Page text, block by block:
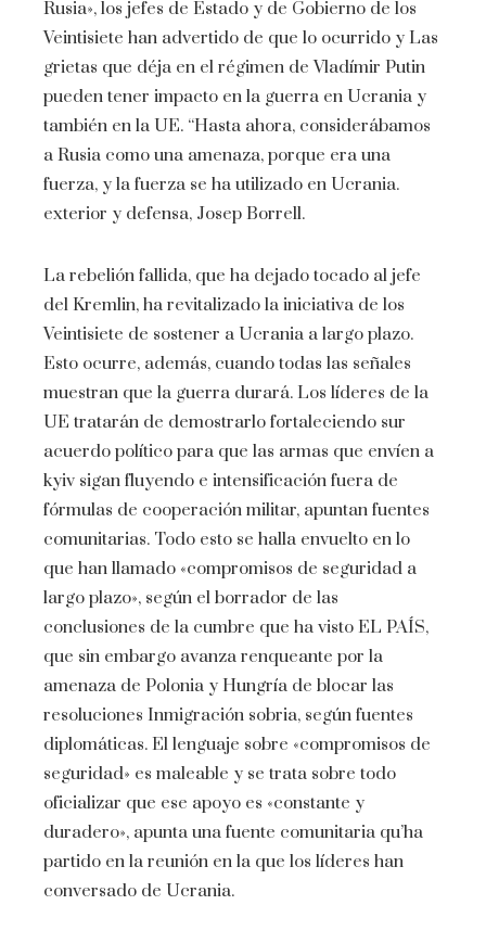
Rusia», los jefes de Estado y de Gobierno de los
Veintisiete han advertido de que lo ocurrido y Las
grietas que déja en el régimen de Vladímir Putin
pueden tener impacto en la guerra en Ucrania y
también en la UE. “Hasta ahora, considerábamos
a Rusia como una amenaza, porque era una
fuerza, y la fuerza se ha utilizado en Ucrania.
exterior y defensa, Josep Borrell.
La rebelión fallida, que ha dejado tocado al jefe
del Kremlin, ha revitalizado la iniciativa de los
Veintisiete de sostener a Ucrania a largo plazo.
Esto ocurre, además, cuando todas las señales
muestran que la guerra durará. Los líderes de la
UE tratarán de demostrarlo fortaleciendo sur
acuerdo político para que las armas que envíen a
kyiv sigan fluyendo e intensificación fuera de
fórmulas de cooperación militar, apuntan fuentes
comunitarias. Todo esto se halla envuelto en lo
que han llamado «compromisos de seguridad a
largo plazo», según el borrador de las
conclusiones de la cumbre que ha visto EL PAÍS,
que sin embargo avanza renqueante por la
amenaza de Polonia y Hungría de blocar las
resoluciones Inmigración sobria, según fuentes
diplomáticas. El lenguaje sobre «compromisos de
seguridad» es maleable y se trata sobre todo
oficializar que ese apoyo es «constante y
duradero», apunta una fuente comunitaria qu’ha
partido en la reunión en la que los líderes han
conversado de Ucrania.